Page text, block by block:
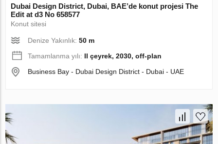
Dubai Design District, Dubai, BAE’de konut projesi The
Edit at d3 No 658577
Konut sitesi
Denize Yakınlık:50 m
Tamamlanma yılı: II çeyrek, 2030, off-plan
Business Bay - Dubai Design District - Dubai - UAE